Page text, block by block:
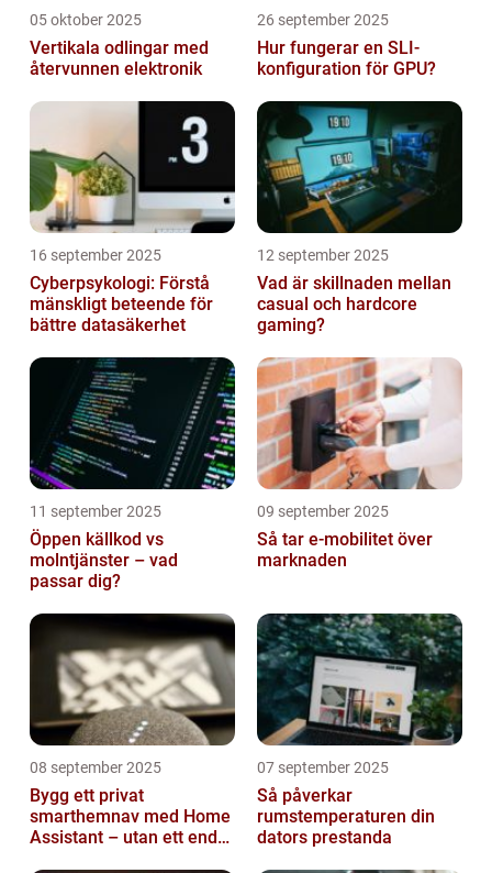
05 oktober 2025
Vertikala odlingar med
återvunnen elektronik
26 september 2025
Hur fungerar en SLI-
konfiguration för GPU?
16 september 2025
Cyberpsykologi: Förstå
mänskligt beteende för
bättre datasäkerhet
12 september 2025
Vad är skillnaden mellan
casual och hardcore
gaming?
11 september 2025
Öppen källkod vs
molntjänster – vad
passar dig?
09 september 2025
Så tar e-mobilitet över
marknaden
08 september 2025
Bygg ett privat
smarthemnav med Home
Assistant – utan ett enda
07 september 2025
Så påverkar
rumstemperaturen din
dators prestanda